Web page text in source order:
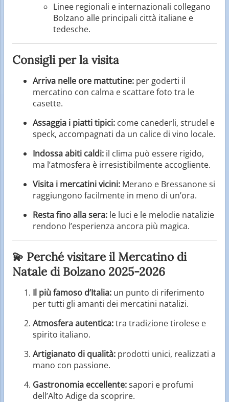
Linee regionali e internazionali collegano
Bolzano alle principali città italiane e
tedesche.
Consigli per la visita
Arriva nelle ore mattutine: per goderti il
mercatino con calma e scattare foto tra le
casette.
Assaggia i piatti tipici: come canederli, strudel e
speck, accompagnati da un calice di vino locale.
Indossa abiti caldi: il clima può essere rigido,
ma l’atmosfera è irresistibilmente accogliente.
Visita i mercatini vicini: Merano e Bressanone si
raggiungono facilmente in meno di un’ora.
Resta fino alla sera: le luci e le melodie natalizie
rendono l’esperienza ancora più magica.
💫 Perché visitare il Mercatino di
Natale di Bolzano 2025-2026
Il più famoso d’Italia: un punto di riferimento
per tutti gli amanti dei mercatini natalizi.
Atmosfera autentica:tra tradizione tirolese e
spirito italiano.
Artigianato di qualità: prodotti unici, realizzati a
mano con passione.
Gastronomia eccellente:sapori e profumi
dell’Alto Adige da scoprire.